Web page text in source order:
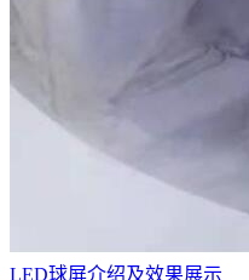
LED球屏介绍及效果展示